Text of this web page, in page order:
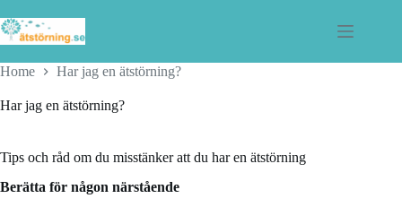
to
content
Home Har jag en ätstörning?
Har jag en ätstörning?
Tips och råd om du misstänker att du har en ätstörning
Berätta för någon närstående